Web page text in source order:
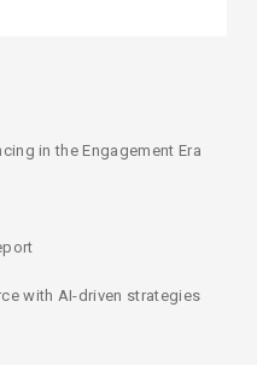
in the Engagement Era
with AI-driven strategies